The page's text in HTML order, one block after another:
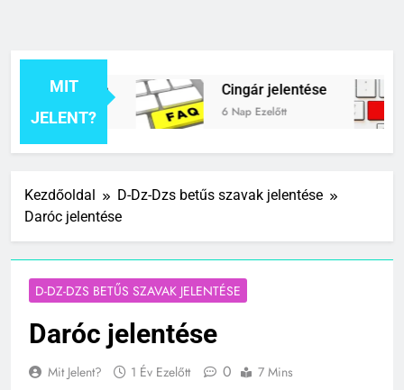
MIT
JELENT?
jelentése Cingár jelentése
6 Nap Ezelőtt
Kezdőoldal
D-Dz-Dzs betűs szavak jelentése
Daróc jelentése
D-DZ-DZS BETŰS SZAVAK JELENTÉSE
Daróc jelentése
Mit Jelent? 1 Év Ezelőtt 0 7 Mins